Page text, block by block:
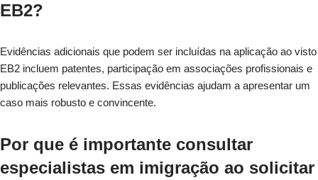
EB2?
Evidências adicionais que podem ser incluídas na aplicação ao visto
EB2 incluem patentes, participação em associações profissionais e
publicações relevantes. Essas evidências ajudam a apresentar um
caso mais robusto e convincente.
Por que é importante consultar
especialistas em imigração ao solicitar